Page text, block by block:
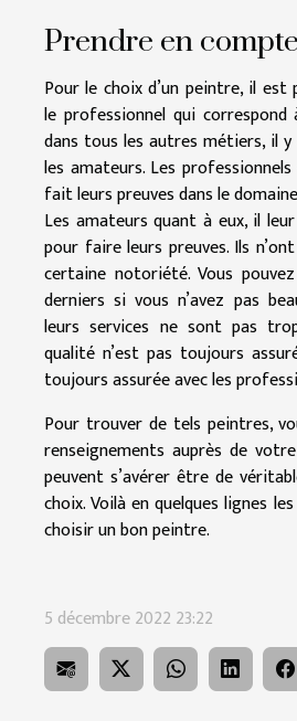
Prendre en
Pour le choix d’un peintre, il
le professionnel qui correspond
dans tous les autres métiers, il
les amateurs. Les
fait leurs preuves dans le
Les amateurs quant à eux, il
pour faire leurs preuves. Ils
certaine notoriété. Vous
derniers si vous n’avez pas
leurs services ne sont pas
qualité n’est pas toujours
toujours assurée avec les
Pour trouver de tels peintres,
renseignements auprès de
peuvent s’avérer être de
choix. Voilà en quelques lignes
choisir un bon peintre.
5 décembre 2022 23:22